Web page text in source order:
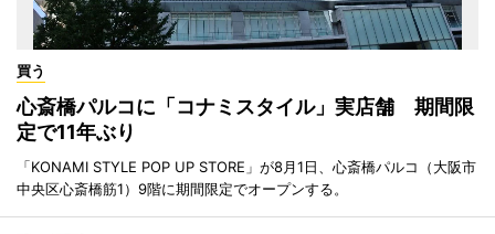
買う
心斎橋パルコに「コナミスタイル」実店舗 期間限
定で11年ぶり
「KONAMI STYLE POP UP STORE」が8月1日、心斎橋パルコ（大阪市
中央区心斎橋筋1）9階に期間限定でオープンする。